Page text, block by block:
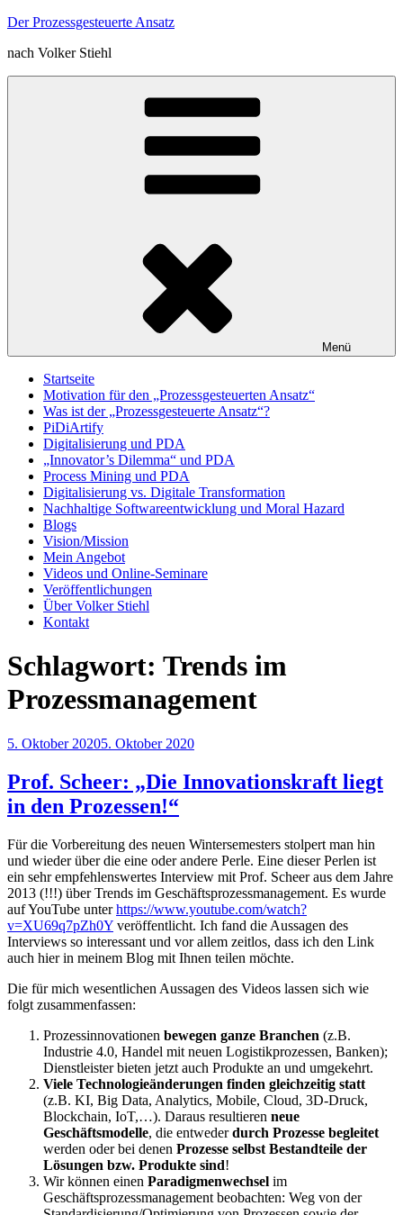
Zum
springen
Der Prozessgesteuerte Ansatz
nach Volker Stiehl
Menü
Startseite
Motivation für den „Prozessgesteuerten Ansatz“
Was ist der „Prozessgesteuerte Ansatz“?
PiDiArtify
Digitalisierung und PDA
„Innovator’s Dilemma“ und PDA
Process Mining und PDA
Digitalisierung vs. Digitale Transformation
Nachhaltige Softwareentwicklung und Moral Hazard
Blogs
Vision/Mission
Mein Angebot
Videos und Online-Seminare
Veröffentlichungen
Über Volker Stiehl
Kontakt
Schlagwort: Trends im
Prozessmanagement
Veröffentlicht
5. Oktober 20205. Oktober 2020
Prof. Scheer: „Die Innovationskraft liegt
in den Prozessen!“
Für die Vorbereitung des neuen Wintersemesters stolpert man hin
und wieder über die eine oder andere Perle. Eine dieser Perlen ist
ein sehr empfehlenswertes Interview mit Prof. Scheer aus dem Jahre
2013 (!!!) über Trends im Geschäftsprozessmanagement. Es wurde
auf YouTube unterhttps://www.youtube.com/watch?
v=XU69q7pZh0Y veröffentlicht. Ich fand die Aussagen des
Interviews so interessant und vor allem zeitlos, dass ich den Link
auch hier in meinem Blog mit Ihnen teilen möchte.
Die für mich wesentlichen Aussagen des Videos lassen sich wie
folgt zusammenfassen:
Prozessinnovationen bewegen ganze Branchen (z.B.
Industrie 4.0, Handel mit neuen Logistikprozessen, Banken);
Dienstleister bieten jetzt auch Produkte an und umgekehrt.
Viele Technologieänderungen finden gleichzeitig statt
(z.B. KI, Big Data, Analytics, Mobile, Cloud, 3D-Druck,
Blockchain, IoT,…). Daraus resultieren neue
Geschäftsmodelle, die entwederdurch Prozesse begleitet
werden oder bei denen Prozesse selbst Bestandteile der
Lösungen bzw. Produkte sind!
Wir können einen Paradigmenwechsel im
Geschäftsprozessmanagement beobachten: Weg von der